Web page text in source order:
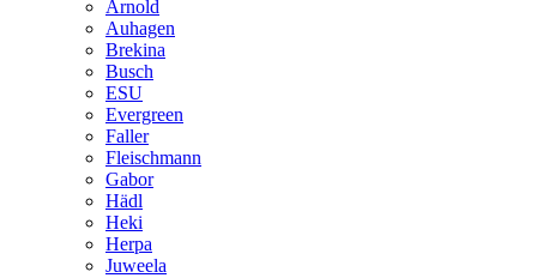
Arnold
Auhagen
Brekina
Busch
ESU
Evergreen
Faller
Fleischmann
Gabor
Hädl
Heki
Herpa
Juweela